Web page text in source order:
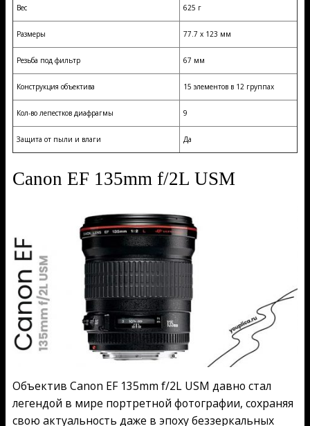
Вес 625 г
Размеры 77.7 x 123 мм
Резьба под фильтр 67 мм
Конструкция объектива 15 элементов в 12 группах
Кол-во лепестков диафрагмы 9
Защита от пыли и влаги Да
Canon EF 135mm f/2L USM
Объектив Canon EF 135mm f/2L USM давно стал
легендой в мире портретной фотографии, сохраняя
свою актуальность даже в эпоху беззеркальных